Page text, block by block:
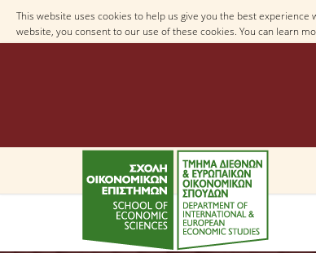
This website uses cookies to help us give you the best
website, you consent to our use of these cookies. You can learn